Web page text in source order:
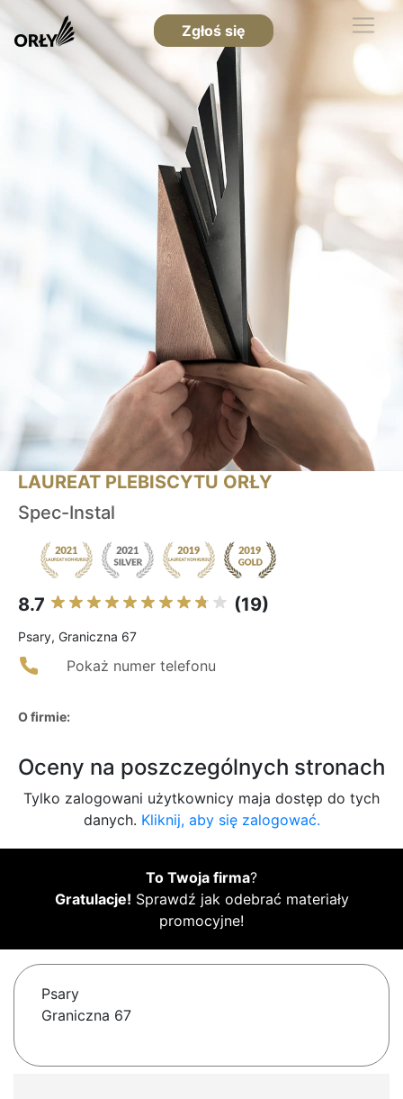
Zgłoś się
LAUREAT PLEBISCYTU ORŁY
Spec-Instal
8.7 (19)
Psary, Graniczna 67
Pokaż numer telefonu
O firmie:
Oceny na poszczególnych stronach
Tylko zalogowani użytkownicy maja dostęp do tych
danych. Kliknij, aby się zalogować.
To Twoja firma?
Gratulacje! Sprawdź jak odebrać materiały
promocyjne!
Psary
Graniczna 67